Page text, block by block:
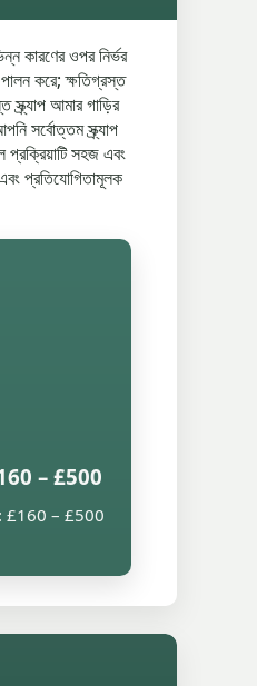
কারণের ওপর নির্ভর
পালন করে; ক্ষতিগ্রস্ত
আমার গাড়ির
সর্বোত্তম স্ক্র্যাপ
প্রক্রিয়াটি সহজ এবং
প্রতিযোগিতামূলক
– £500
£160 – £500